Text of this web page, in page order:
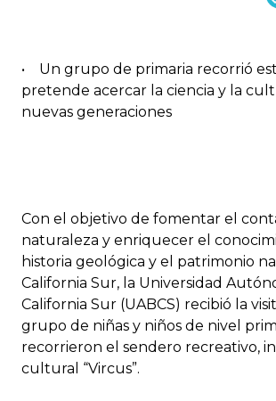
• Un grupo de primaria recorrió
pretende acercar la ciencia y la
nuevas generaciones
Con el objetivo de fomentar el
naturaleza y enriquecer el
historia geológica y el patrimonio
California Sur, la Universidad
California Sur (UABCS) recibió la
grupo de niñas y niños de nivel
recorrieron el sendero recreativo,
cultural “Vircus”.